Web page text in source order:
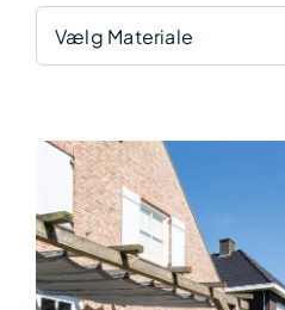
Vælg Materiale